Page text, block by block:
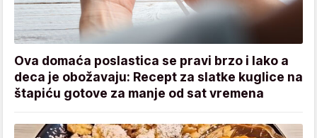
Ova domaća poslastica se pravi brzo i lako a
deca je obožavaju: Recept za slatke kuglice na
štapiću gotove za manje od sat vremena